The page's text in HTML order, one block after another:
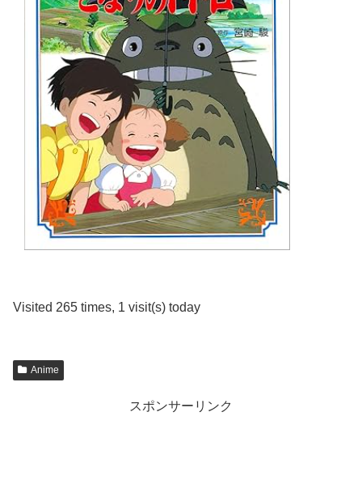
Visited 265 times, 1 visit(s) today
Anime
スポンサーリンク